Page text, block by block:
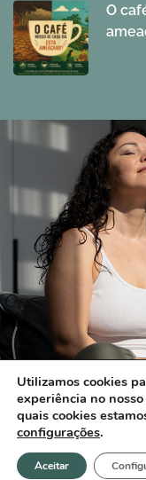
O
Utilizamos cookies
experiência no
quais cookies
configurações.
Aceitar